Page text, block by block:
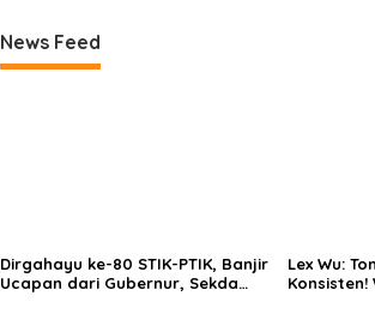
News Feed
Dirgahayu ke-80 STIK-PTIK, Banjir
Ucapan dari Gubernur, Sekda
Lex Wu: